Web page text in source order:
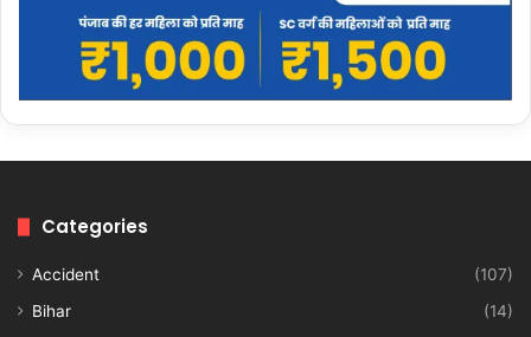
Categories
Accident
(107)
Bihar
(14)